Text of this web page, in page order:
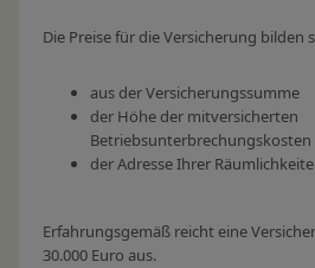
Die Preise für die Versicherung bilden
aus der Versicherungssumme
der Höhe der mitversicherten
Betriebsunterbrechungskosten
der Adresse Ihrer
Erfahrungsgemäß reicht eine
30.000 Euro aus.